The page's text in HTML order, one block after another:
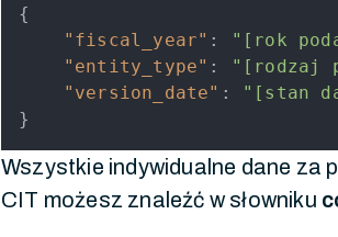
{
"fiscal_year" : "[rok
"entity_type" : "[rodzaj
"version_date" :
"[stan
}
Wszystkie indywidualne dane za
CIT możesz znaleźć w słowniku